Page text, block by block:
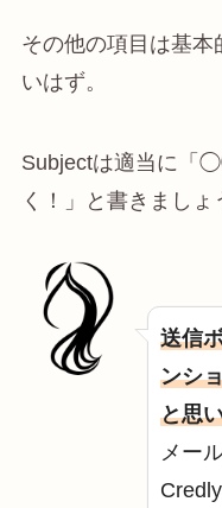
その他の項目は基
いはず。
Subjectは適当に「
く！」と書きましょ
送信
ンシ
と思
メー